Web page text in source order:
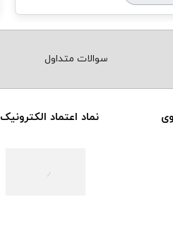
سوالات متداول
نماد اعتماد الکترونیک